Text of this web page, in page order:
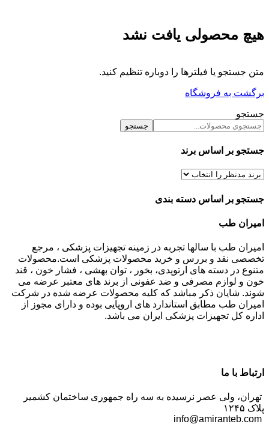
هیچ محصولی یافت نشد
متن جستجو یا فیلترها را دوباره تنظیم کنید.
برگشت به فروشگاه
جستجو
جستجو
جستجو بر اساس برند
جستجو بر اساس دسته بندی
امیران طب
امیران طب با سالها تجربه در زمینه تجهیزات پزشکی ، مرجع
تخصصی نقد و بررس و خرید محصولات پزشکی است.محصولات
متنوع در دسته های ارتوپدی، بخور ، توان بهشی ، فشار خون ، قند
خون و لوازم مصرفی و ضد عفونی از برند های معتبر عرضه می
شوند. شایان ذکر مباشد که کلیه محصولات عرضه شده در شرکت
امیران طب مطابق استاندارد های اروپایی بوده و دارای مجوز از
اداره کل تجهیزات پزشکی ایران می باشد.
ارتباط با ما
تهران، ولی عصر نرسیده به سه راه جمهوری ساختمان کشمیر
پلاک ۱۲۴۵
info@amiranteb.com